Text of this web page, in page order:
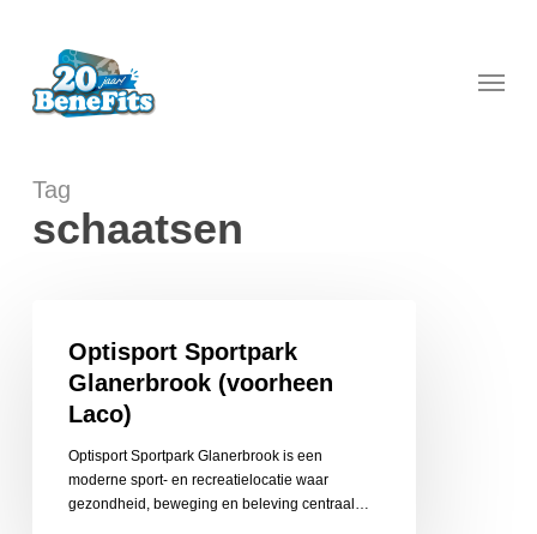
Tag
schaatsen
Glanerbrook
(voorheen
Optisport Sportpark
Glanerbrook (voorheen
Laco)
Optisport Sportpark Glanerbrook is een
moderne sport- en recreatielocatie waar
gezondheid, beweging en beleving centraal…